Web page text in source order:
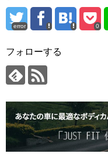
error 0
フォローする